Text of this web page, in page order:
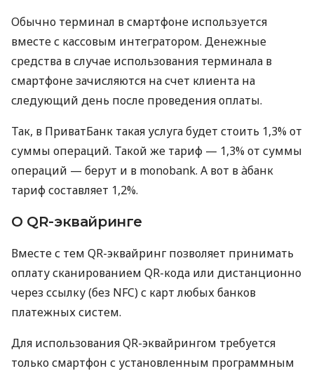
Обычно терминал в смартфоне используется
вместе с кассовым интегратором. Денежные
средства в случае использования терминала в
смартфоне зачисляются на счет клиента на
следующий день после проведения оплаты.
Так, в ПриватБанк такая услуга будет стоить 1,3% от
суммы операций. Такой же тариф — 1,3% от суммы
операций — берут и в monobank. А вот в àбанк
тариф составляет 1,2%.
О QR-эквайринге
Вместе с тем QR-эквайринг позволяет принимать
оплату сканированием QR-кода или дистанционно
через ссылку (без NFC) с карт любых банков
платежных систем.
Для использования QR-эквайрингом требуется
только смартфон с установленным программным